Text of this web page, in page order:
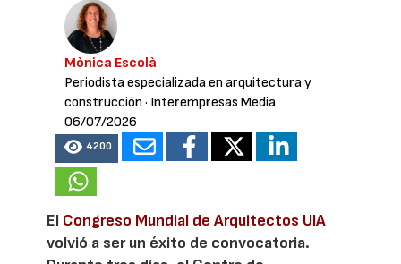
Mònica Escolà
Periodista especializada en arquitectura y
construcción · Interempresas Media
06/07/2026
4200
El Congreso Mundial de Arquitectos UIA
volvió a ser un éxito de convocatoria.